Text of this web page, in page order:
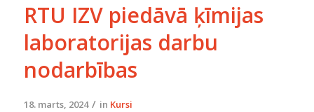
RTU IZV piedāvā ķīmijas
laboratorijas darbu
nodarbības
18. marts, 2024 / in Kursi